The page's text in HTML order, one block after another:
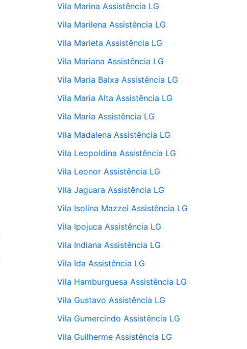
Vila Marina Assistência LG
Vila Marilena Assistência LG
Vila Marieta Assistência LG
Vila Mariana Assistência LG
Vila Maria Baixa Assistência LG
Vila Maria Alta Assistência LG
Vila Maria Assistência LG
Vila Madalena Assistência LG
Vila Leopoldina Assistência LG
Vila Leonor Assistência LG
Vila Jaguara Assistência LG
Vila Isolina Mazzei Assistência LG
Vila Ipojuca Assistência LG
Vila Indiana Assistência LG
Vila Ida Assistência LG
Vila Hamburguesa Assistência LG
Vila Gustavo Assistência LG
Vila Gumercindo Assistência LG
Vila Guilherme Assistência LG